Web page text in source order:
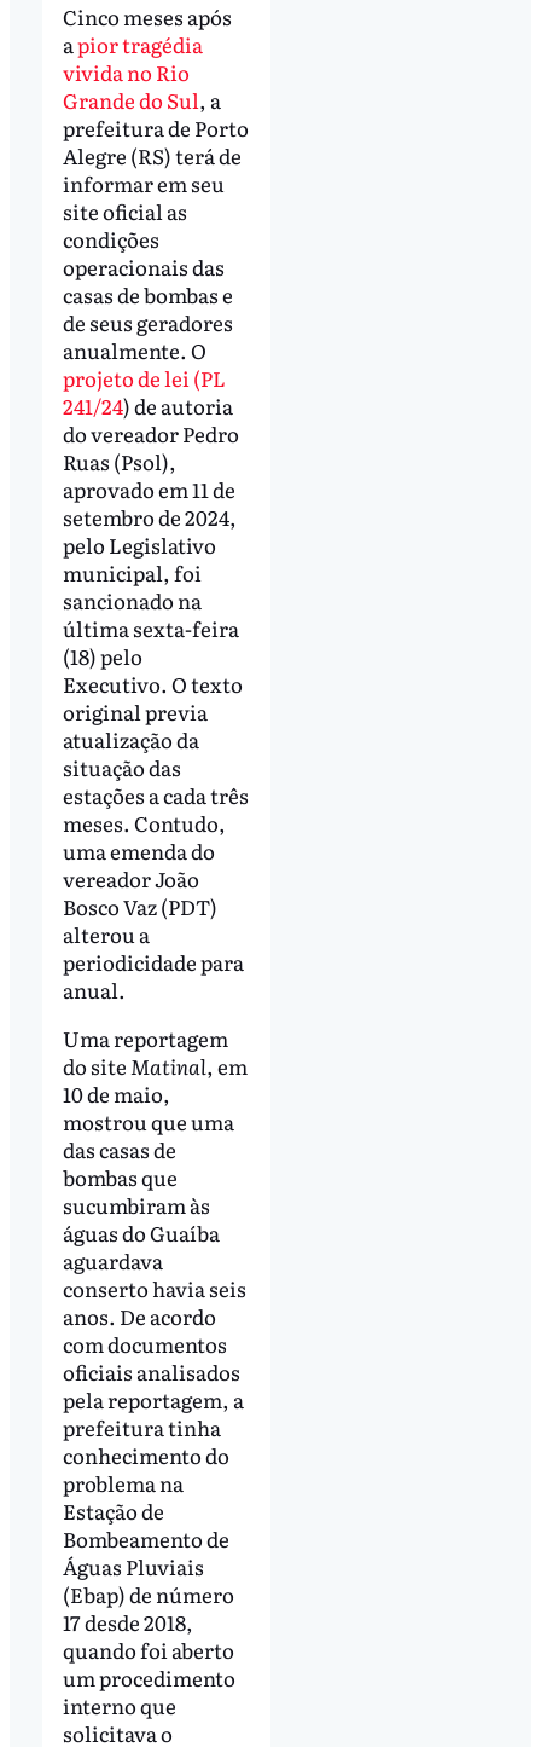
Cinco meses após
apior tragédia
vivida no Rio
Grande do Sul, a
prefeitura de Porto
Alegre (RS) terá de
informar em seu
site oficial as
condições
operacionais das
casas de bombas e
de seus geradores
anualmente. O
projeto de lei (PL
241/24) de autoria
do vereador Pedro
Ruas (Psol),
aprovado em 11 de
setembro de 2024,
pelo Legislativo
municipal, foi
sancionado na
última sexta-feira
(18) pelo
Executivo. O texto
original previa
atualização da
situação das
estações a cada três
meses. Contudo,
uma emenda do
vereador João
Bosco Vaz (PDT)
alterou a
periodicidade para
anual.
Uma reportagem
do siteMatinal, em
10 de maio,
mostrou que uma
das casas de
bombas que
sucumbiram às
águas do Guaíba
aguardava
conserto havia seis
anos. De acordo
com documentos
oficiais analisados
pela reportagem, a
prefeitura tinha
conhecimento do
problema na
Estação de
Bombeamento de
Águas Pluviais
(Ebap) de número
17 desde 2018,
quando foi aberto
um procedimento
interno que
solicitava o